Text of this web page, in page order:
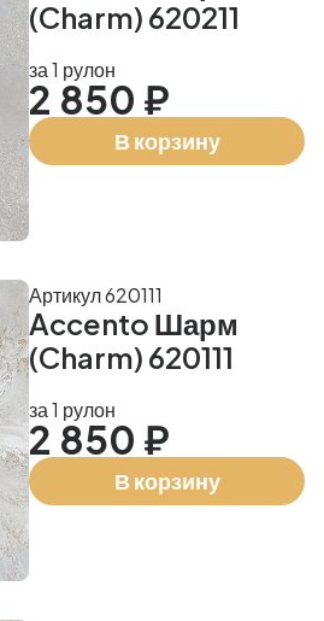
(Charm) 620211
за 1 рулон
2 850 ₽
В корзину
Accento Шарм
(Charm) 620111
Артикул 620111
за 1 рулон
2 850 ₽
В корзину